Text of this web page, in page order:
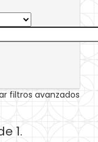
filtros avanzados
1.